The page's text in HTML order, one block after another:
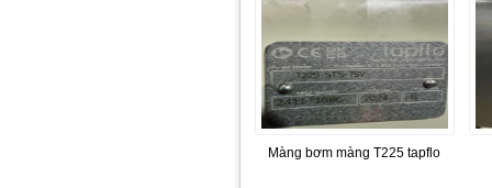
Màng bơm màng T225 tapflo